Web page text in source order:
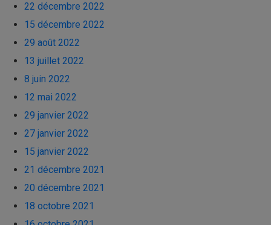
22 décembre 2022
15 décembre 2022
29 août 2022
13 juillet 2022
8 juin 2022
12 mai 2022
29 janvier 2022
27 janvier 2022
15 janvier 2022
21 décembre 2021
20 décembre 2021
18 octobre 2021